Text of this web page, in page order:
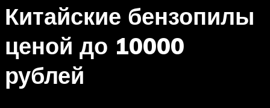
Китайские бензопилы
ценой до 10000
рублей